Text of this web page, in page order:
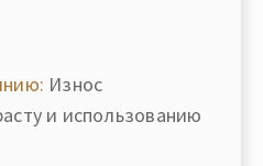
Износ
и использованию